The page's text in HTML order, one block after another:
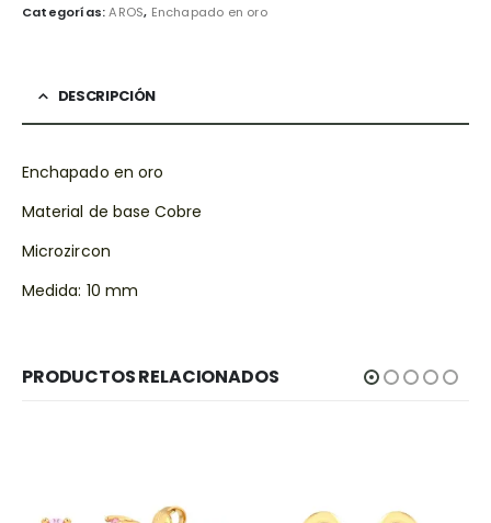
Categorías:AROS, Enchapado en oro
DESCRIPCIÓN
Enchapado en oro
Material de base Cobre
Microzircon
Medida: 10 mm
PRODUCTOS RELACIONADOS